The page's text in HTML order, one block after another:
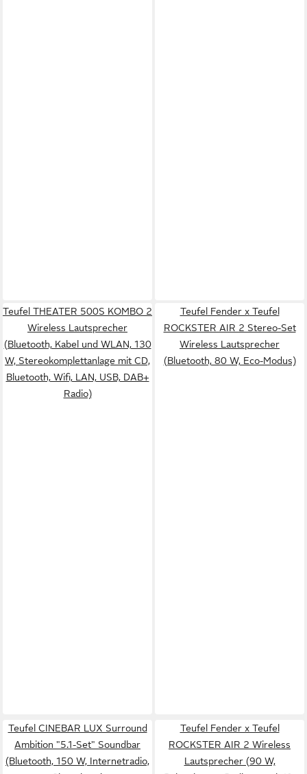
Teufel THEATER 500S KOMBO 2
Wireless Lautsprecher
(Bluetooth, Kabel und WLAN, 130
W, Stereokomplettanlage mit CD,
Bluetooth, Wifi, LAN, USB, DAB+
Radio)
Teufel Fender x Teufel
ROCKSTER AIR 2 Stereo-Set
Wireless Lautsprecher
(Bluetooth, 80 W, Eco-Modus)
Teufel CINEBAR LUX Surround
Ambition "5.1-Set" Soundbar
(Bluetooth, 150 W, Internetradio,
Teufel Fender x Teufel
ROCKSTER AIR 2 Wireless
Lautsprecher (90 W,